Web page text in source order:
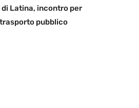
Latina, incontro per
pubblico